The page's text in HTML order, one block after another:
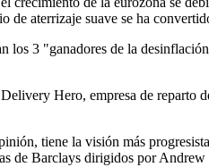
de aterrizaje suave se ha
los 3 "ganadores de la
Hero, empresa de reparto
tiene la visión más
de Barclays dirigidos por Andrew